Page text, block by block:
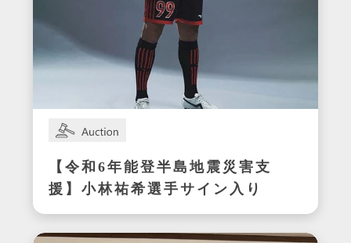
【令和6年能登半島地震災害支
援】小林祐希選手サイン入り
スパイク